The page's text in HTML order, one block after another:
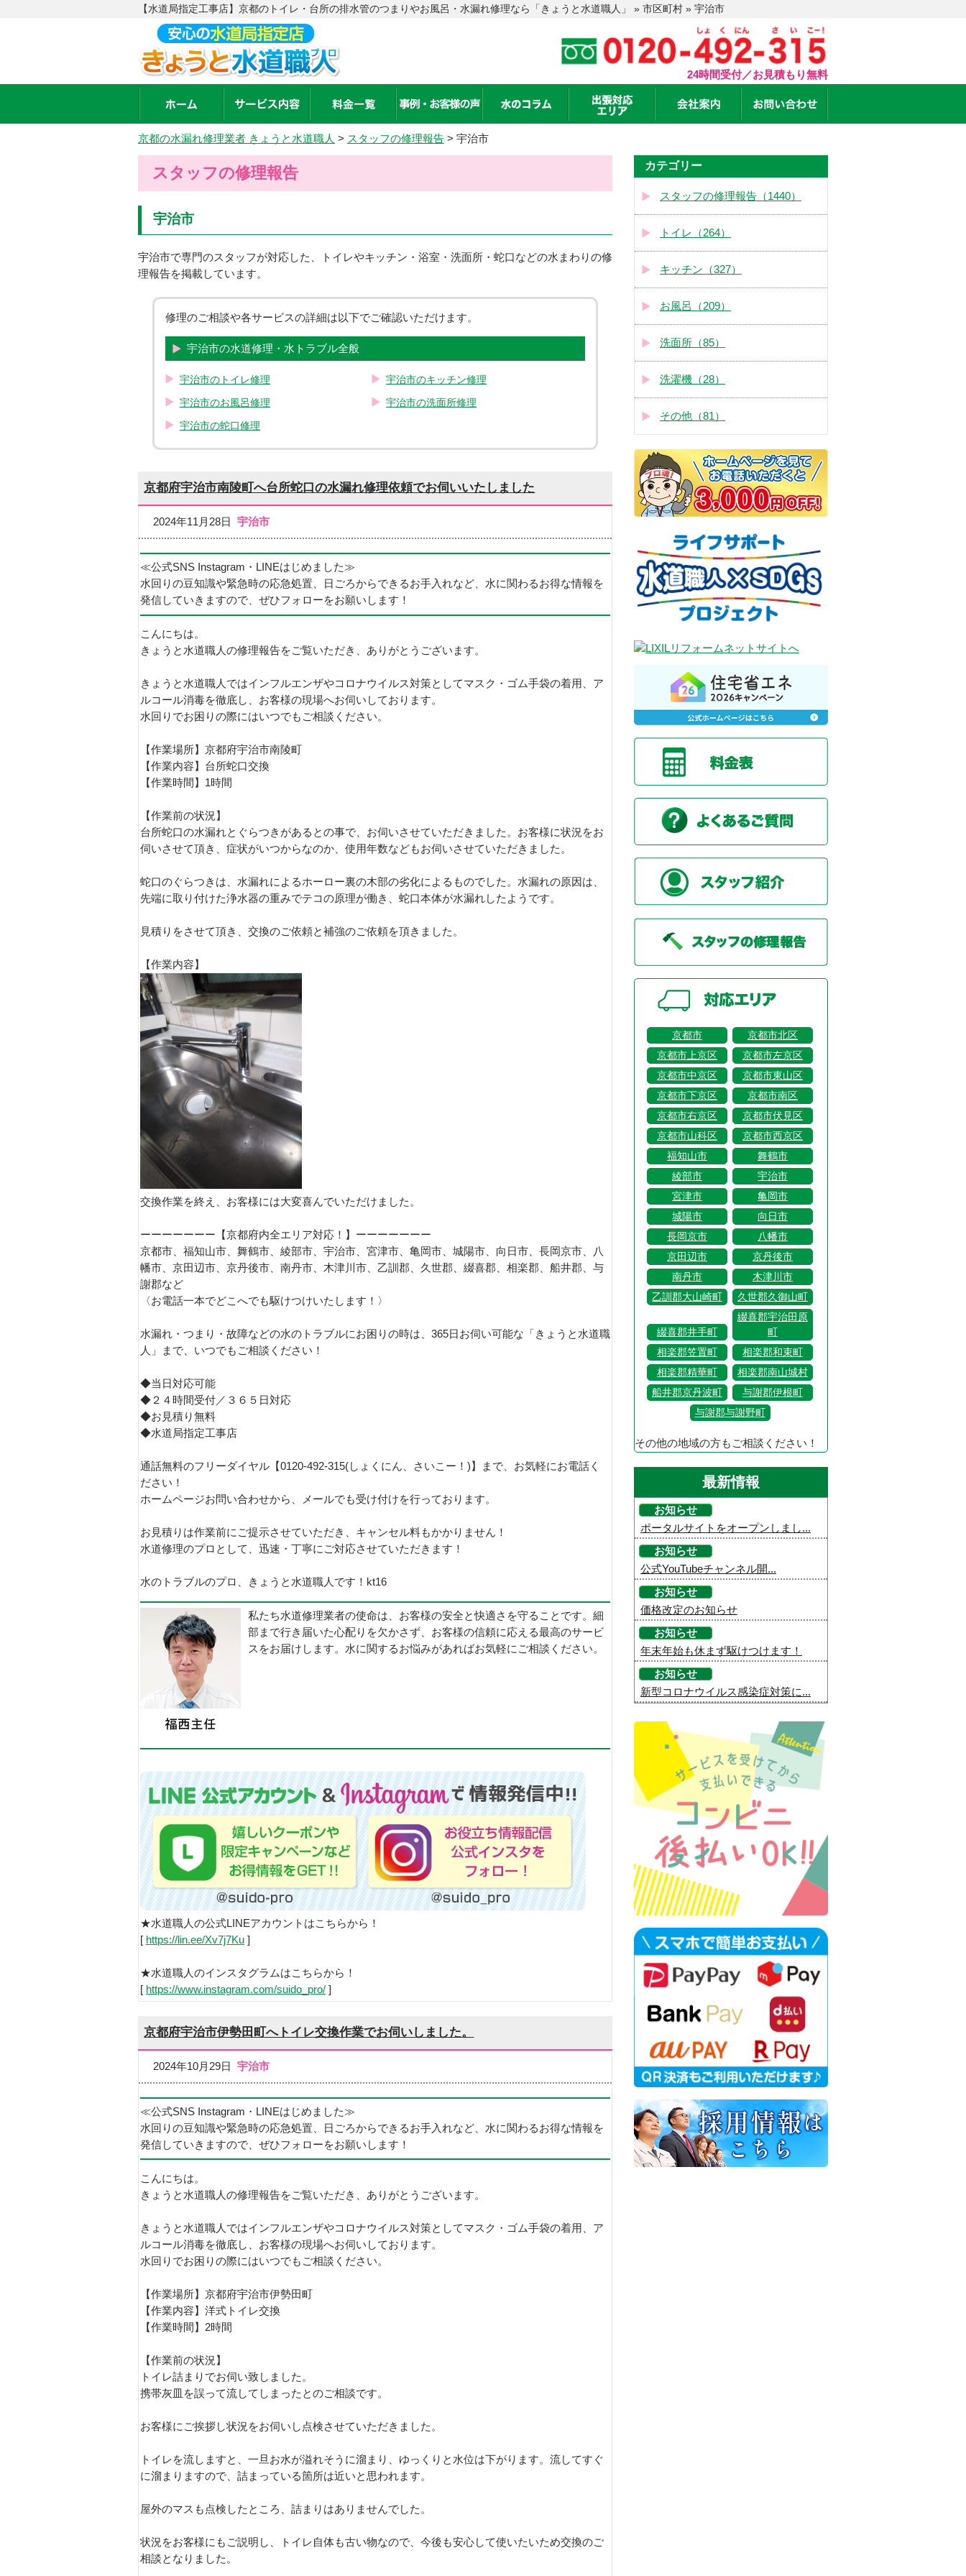
【水道局指定工事店】京都のトイレ・台所の排水管のつまりやお風呂・水漏れ修理なら「きょうと水道職人」 » 市区町村 » 宇治市
24時間受付／お見積もり無料
京都の水漏れ修理業者 きょうと水道職人 > スタッフの修理報告 > 宇治市
スタッフの修理報告
宇治市
宇治市で専門のスタッフが対応した、トイレやキッチン・浴室・洗面所・蛇口などの水まわりの修
理報告を掲載しています。
修理のご相談や各サービスの詳細は以下でご確認いただけます。
宇治市の水道修理・水トラブル全般
宇治市のトイレ修理
宇治市のキッチン修理
宇治市のお風呂修理
宇治市の洗面所修理
宇治市の蛇口修理
京都府宇治市南陵町へ台所蛇口の水漏れ修理依頼でお伺いいたしました
2024年11月28日 宇治市
≪公式SNS Instagram・LINEはじめました≫
水回りの豆知識や緊急時の応急処置、日ごろからできるお手入れなど、水に関わるお得な情報を
発信していきますので、ぜひフォローをお願いします！
こんにちは。
きょうと水道職人の修理報告をご覧いただき、ありがとうございます。
きょうと水道職人ではインフルエンザやコロナウイルス対策としてマスク・ゴム手袋の着用、ア
ルコール消毒を徹底し、お客様の現場へお伺いしております。
水回りでお困りの際にはいつでもご相談ください。
【作業場所】京都府宇治市南陵町
【作業内容】台所蛇口交換
【作業時間】1時間
【作業前の状況】
台所蛇口の水漏れとぐらつきがあるとの事で、お伺いさせていただきました。お客様に状況をお
伺いさせて頂き、症状がいつからなのか、使用年数などもお伺いさせていただきました。
蛇口のぐらつきは、水漏れによるホーロー裏の木部の劣化によるものでした。水漏れの原因は、
先端に取り付けた浄水器の重みでテコの原理が働き、蛇口本体が水漏れしたようです。
見積りをさせて頂き、交換のご依頼と補強のご依頼を頂きました。
【作業内容】
交換作業を終え、お客様には大変喜んでいただけました。
ーーーーーーー【京都府内全エリア対応！】ーーーーーーー
京都市、福知山市、舞鶴市、綾部市、宇治市、宮津市、亀岡市、城陽市、向日市、長岡京市、八
幡市、京田辺市、京丹後市、南丹市、木津川市、乙訓郡、久世郡、綴喜郡、相楽郡、船井郡、与
謝郡など
〈お電話一本でどこへでも駆けつけいたします！〉
水漏れ・つまり・故障などの水のトラブルにお困りの時は、365日お伺い可能な「きょうと水道職
人」まで、いつでもご相談ください！
◆当日対応可能
◆２４時間受付／３６５日対応
◆お見積り無料
◆水道局指定工事店
通話無料のフリーダイヤル【0120-492-315(しょくにん、さいこー！)】まで、お気軽にお電話く
ださい！
ホームページお問い合わせから、メールでも受け付けを行っております。
お見積りは作業前にご提示させていただき、キャンセル料もかかりません！
水道修理のプロとして、迅速・丁寧にご対応させていただきます！
水のトラブルのプロ、きょうと水道職人です！kt16
私たち水道修理業者の使命は、お客様の安全と快適さを守ることです。細
部まで行き届いた心配りを欠かさず、お客様の信頼に応える最高のサービ
スをお届けします。水に関するお悩みがあればお気軽にご相談ください。
★水道職人の公式LINEアカウントはこちらから！
[ https://lin.ee/Xv7j7Ku ]
★水道職人のインスタグラムはこちらから！
[ https://www.instagram.com/suido_pro/ ]
京都府宇治市伊勢田町へトイレ交換作業でお伺いしました。
2024年10月29日 宇治市
≪公式SNS Instagram・LINEはじめました≫
水回りの豆知識や緊急時の応急処置、日ごろからできるお手入れなど、水に関わるお得な情報を
発信していきますので、ぜひフォローをお願いします！
こんにちは。
きょうと水道職人の修理報告をご覧いただき、ありがとうございます。
きょうと水道職人ではインフルエンザやコロナウイルス対策としてマスク・ゴム手袋の着用、ア
ルコール消毒を徹底し、お客様の現場へお伺いしております。
水回りでお困りの際にはいつでもご相談ください。
【作業場所】京都府宇治市伊勢田町
【作業内容】洋式トイレ交換
【作業時間】2時間
【作業前の状況】
トイレ詰まりでお伺い致しました。
携帯灰皿を誤って流してしまったとのご相談です。
お客様にご挨拶し状況をお伺いし点検させていただきました。
トイレを流しますと、一旦お水が溢れそうに溜まり、ゆっくりと水位は下がります。流してすぐ
に溜まりますので、詰まっている箇所は近いと思われます。
屋外のマスも点検したところ、詰まりはありませんでした。
状況をお客様にもご説明し、トイレ自体も古い物なので、今後も安心して使いたいため交換のご
相談となりました。
カテゴリー
スタッフの修理報告（1440）
トイレ（264）
キッチン（327）
お風呂（209）
洗面所（85）
洗濯機（28）
その他（81）
京都市
京都市北区
京都市上京区
京都市左京区
京都市中京区
京都市東山区
京都市下京区
京都市南区
京都市右京区
京都市伏見区
京都市山科区
京都市西京区
福知山市
舞鶴市
綾部市
宇治市
宮津市
亀岡市
城陽市
向日市
長岡京市
八幡市
京田辺市
京丹後市
南丹市
木津川市
乙訓郡大山崎町
久世郡久御山町
綴喜郡井手町
綴喜郡宇治田原
町
相楽郡笠置町
相楽郡和束町
相楽郡精華町
相楽郡南山城村
船井郡京丹波町
与謝郡伊根町
与謝郡与謝野町
その他の地域の方もご相談ください！
最新情報
お知らせ
ポータルサイトをオープンしまし...
お知らせ
公式YouTubeチャンネル開...
お知らせ
価格改定のお知らせ
お知らせ
年末年始も休まず駆けつけます！
お知らせ
新型コロナウイルス感染症対策に...